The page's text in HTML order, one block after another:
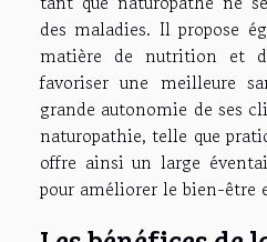
des maladies. Il propose
matière de nutrition et
favoriser une meilleure
grande autonomie de ses
naturopathie, telle que
offre ainsi un large
pour améliorer le bien-être